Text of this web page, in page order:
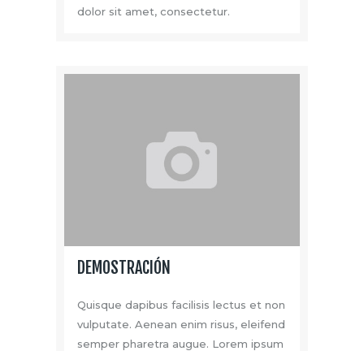
dolor sit amet, consectetur.
DEMOSTRACIÓN
Quisque dapibus facilisis lectus et non
vulputate. Aenean enim risus, eleifend
semper pharetra augue. Lorem ipsum